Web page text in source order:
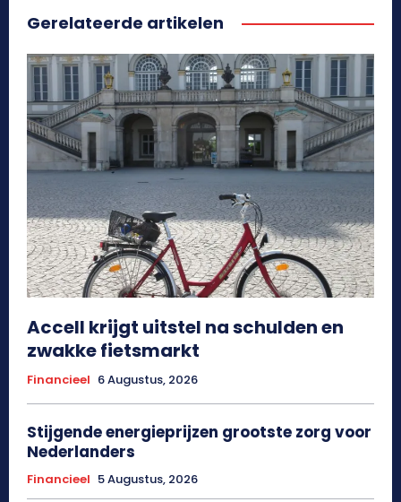
Gerelateerde artikelen
Accell krijgt uitstel na schulden en
zwakke fietsmarkt
Financieel 6 Augustus, 2026
Stijgende energieprijzen grootste zorg voor
Nederlanders
Financieel 5 Augustus, 2026